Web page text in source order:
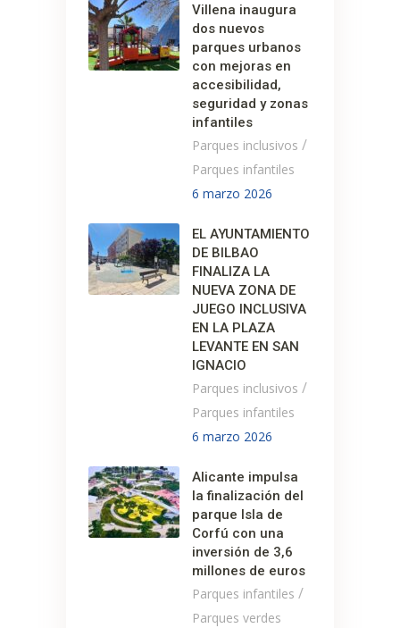
Villena inaugura
dos nuevos
parques urbanos
con mejoras en
accesibilidad,
seguridad y zonas
infantiles
Parques inclusivos /
Parques infantiles
6 marzo 2026
EL AYUNTAMIENTO
DE BILBAO
FINALIZA LA
NUEVA ZONA DE
JUEGO INCLUSIVA
EN LA PLAZA
LEVANTE EN SAN
IGNACIO
Parques inclusivos /
Parques infantiles
6 marzo 2026
Alicante impulsa
la finalización del
parque Isla de
Corfú con una
inversión de 3,6
millones de euros
Parques infantiles /
Parques verdes